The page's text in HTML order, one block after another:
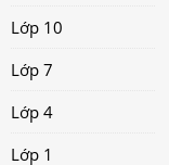
Lớp 10
Lớp 7
Lớp 4
Lớp 1